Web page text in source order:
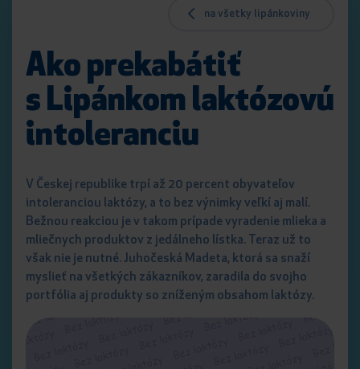
na všetky lipánkoviny
Ako prekabátiť
s Lipánkom laktózovú
intoleranciu
V Českej republike trpí až 20 percent obyvateľov
intoleranciou laktózy, a to bez výnimky veľkí aj malí.
Bežnou reakciou je v takom prípade vyradenie mlieka a
mliečnych produktov z jedálneho lístka. Teraz už to
však nie je nutné. Juhočeská Madeta, ktorá sa snaží
myslieť na všetkých zákazníkov, zaradila do svojho
portfólia aj produkty so zníženým obsahom laktózy.